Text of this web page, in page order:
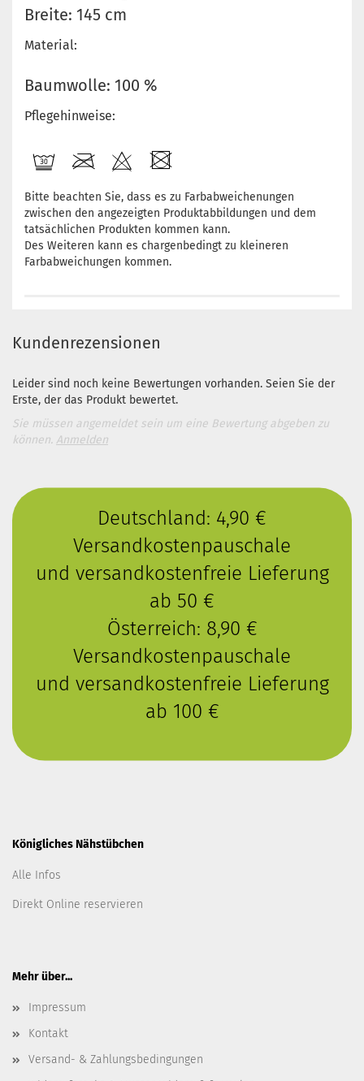
Breite: 145 cm
Material:
Baumwolle: 100 %
Pflegehinweise:
Bitte beachten Sie, dass es zu Farbabweichenungen
zwischen den angezeigten Produktabbildungen und dem
tatsächlichen Produkten kommen kann.
Des Weiteren kann es chargenbedingt zu kleineren
Farbabweichungen kommen.
Kundenrezensionen
Leider sind noch keine Bewertungen vorhanden. Seien Sie der
Erste, der das Produkt bewertet.
Sie müssen angemeldet sein um eine Bewertung abgeben zu
können. Anmelden
Deutschland: 4,90 €
Versandkostenpauschale
und versandkostenfreie Lieferung
ab 50 €
Österreich: 8,90 €
Versandkostenpauschale
und versandkostenfreie Lieferung
ab 100 €
Königliches Nähstübchen
Alle Infos
Direkt Online reservieren
Mehr über...
Impressum
Kontakt
Versand- & Zahlungsbedingungen